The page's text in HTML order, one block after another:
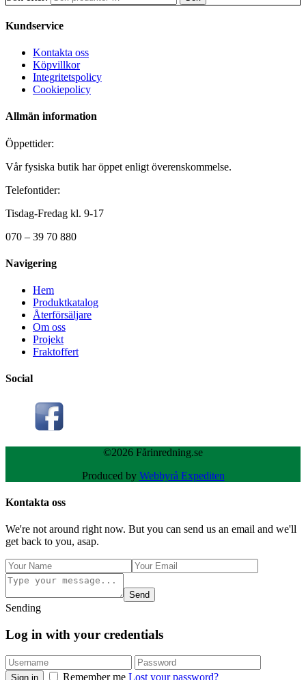
Kundservice
Kontakta oss
Köpvillkor
Integritetspolicy
Cookiepolicy
Allmän information
Öppettider:
Vår fysiska butik har öppet enligt överenskommelse.
Telefontider:
Tisdag-Fredag kl. 9-17
070 – 39 70 880
Navigering
Hem
Produktkatalog
Återförsäljare
Om oss
Projekt
Fraktoffert
Social
©2026 Fårinredning.se
Produced by Webbyrå Expediten
Kontakta oss
We're not around right now. But you can send us an email and we'll
get back to you, asap.
Send
Sending
Log in with your credentials
Sign in Remember me Lost your password?